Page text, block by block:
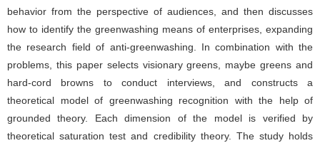
behavior from the perspective of audiences, and then discusses
how to identify the greenwashing means of enterprises, expanding
the research field of anti-greenwashing. In combination with the
problems, this paper selects visionary greens, maybe greens and
hard-cord browns to conduct interviews, and constructs a
theoretical model of greenwashing recognition with the help of
grounded theory. Each dimension of the model is verified by
theoretical saturation test and credibility theory. The study holds